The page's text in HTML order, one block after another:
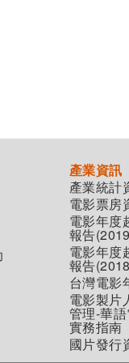
產業資訊
產業統計
電影票房
電影年度
報告
電影年度
報告
台灣電影
電影製片
管理-華
實務指南
國片發行